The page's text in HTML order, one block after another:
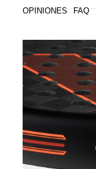
OPINIONES FAQ